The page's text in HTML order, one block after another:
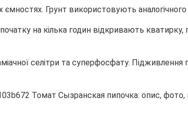
Грунт використовують аналогічного
на кілька годин відкривають
селітри та суперфосфату.